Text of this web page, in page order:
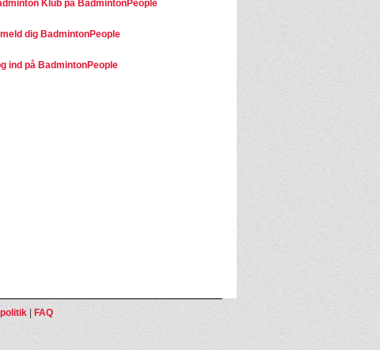
Klub på BadmintonPeople
dig BadmintonPeople
ind på BadmintonPeople
FAQ